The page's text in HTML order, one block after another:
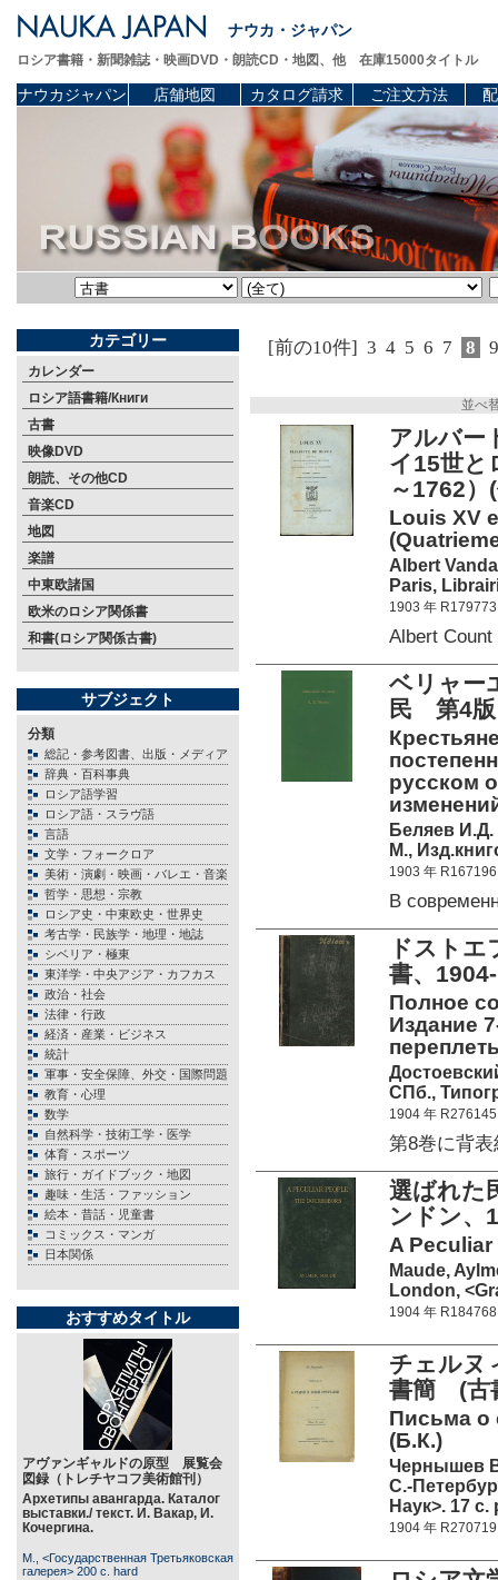
ナウカ・ジャパン
ロシア書籍・新聞雑誌・映画DVD・朗読CD・地図、他 在庫15000タイトル
ナウカジャパン 店舗地図 カタログ請求 ご注文方法
カテゴリー
カレンダー
ロシア語書籍/Книги
古書
映像DVD
朗読、その他CD
音楽CD
地図
楽譜
中東欧諸国
欧米のロシア関係書
和書(ロシア関係古書)
サブジェクト
分類
総記・参考図書、出版・メディア
辞典・百科事典
ロシア語学習
ロシア語・スラヴ語
言語
文学・フォークロア
美術・演劇・映画・バレエ・音楽
哲学・思想・宗教
ロシア史・中東欧史・世界史
考古学・民族学・地理・地誌
シベリア・極東
東洋学・中央アジア・カフカス
政治・社会
法律・行政
経済・産業・ビジネス
統計
軍事・安全保障、外交・国際問題
教育・心理
数学
自然科学・技術工学・医学
体育・スポーツ
旅行・ガイドブック・地図
趣味・生活・ファッション
絵本・昔話・児童書
コミックス・マンガ
日本関係
おすすめタイトル
アヴァンギャルドの原型 展覧会
図録（トレチヤコフ美術館刊）
Архетипы авангарда. Каталог
выставки./ текст. И. Вакар, И.
Кочергина.
М., <Государственная Третьяковская
галерея> 200 c. hard
[前の10件] 3 4 5 6 7 8 9
並べ
アルバー
イ15世と
～1762）
Louis XV
Albert
Paris,
1903 年 R179773
Albert
ベリャー
民 第4
русском
Беляев И.Д.
М.,
1903 年 R167196
В
ドスト
書、
Полное
Издание
СПб.,
1904 年 R276145
第8巻に背
選ばれ
ンドン、
A
Maude,
London,
1904 年 R184768
チェルヌ
書簡 (古
Письма о
(Б.К.)
Чернышев
С.-
Наук>. 17 c.
1904 年 R270719